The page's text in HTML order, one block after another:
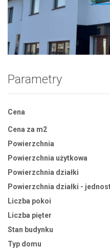
Parametry
Cena
Cena za m2
Powierzchnia
Powierzchnia użytkowa
Powierzchnia działki
Powierzchnia działki -
Liczba pokoi
Liczba pięter
Stan budynku
Typ domu